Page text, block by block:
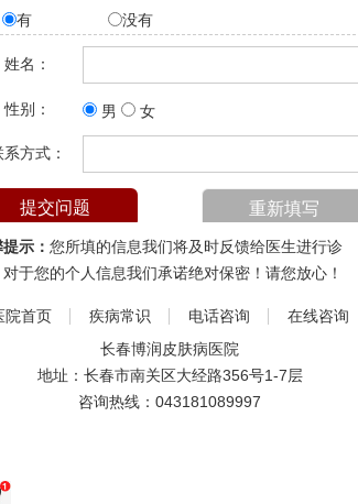
有
没有
姓名：
性别： 男 女
系方式：
示： 您所填的信息我们将及时反馈给医生进行诊
对于您的个人信息我们承诺绝对保密！请您放心！
院首页 疾病常识 电话咨询
在线咨询
长春博润皮肤病医院
地址：长春市南关区大经路356号1-7层
咨询热线： 043181089997